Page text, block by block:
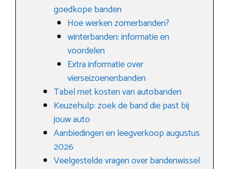
goedkope banden
Hoe werken zomerbanden?
winterbanden: informatie en
voordelen
Extra informatie over
vierseizoenenbanden
Tabel met kosten van autobanden
Keuzehulp: zoek de band die past bij
jouw auto
Aanbiedingen en leegverkoop augustus
2026
Veelgestelde vragen over bandenwissel